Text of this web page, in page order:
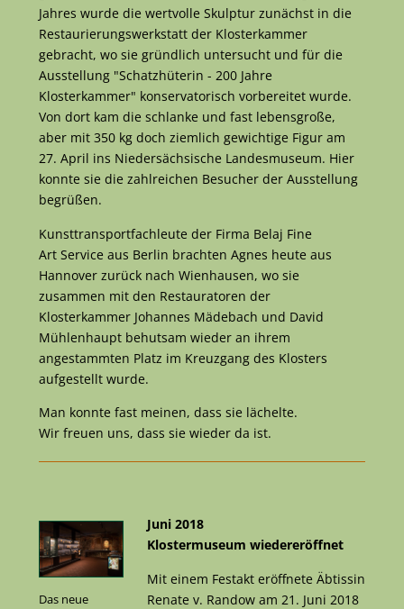
Jahres wurde die wertvolle Skulptur zunächst in die
Restaurierungswerkstatt der Klosterkammer
gebracht, wo sie gründlich untersucht und für die
Ausstellung "Schatzhüterin - 200 Jahre
Klosterkammer" konservatorisch vorbereitet wurde.
Von dort kam die schlanke und fast lebensgroße,
aber mit 350 kg doch ziemlich gewichtige Figur am
27. April ins Niedersächsische Landesmuseum. Hier
konnte sie die zahlreichen Besucher der Ausstellung
begrüßen.
Kunsttransportfachleute der Firma Belaj Fine
Art Service aus Berlin brachten Agnes heute aus
Hannover zurück nach Wienhausen, wo sie
zusammen mit den Restauratoren der
Klosterkammer Johannes Mädebach und David
Mühlenhaupt behutsam wieder an ihrem
angestammten Platz im Kreuzgang des Klosters
aufgestellt wurde.
Man konnte fast meinen, dass sie lächelte.
Wir freuen uns, dass sie wieder da ist.
Das neue
Juni 2018
Klostermuseum wiedereröffnet
Mit einem Festakt eröffnete Äbtissin
Renate v. Randow am 21. Juni 2018